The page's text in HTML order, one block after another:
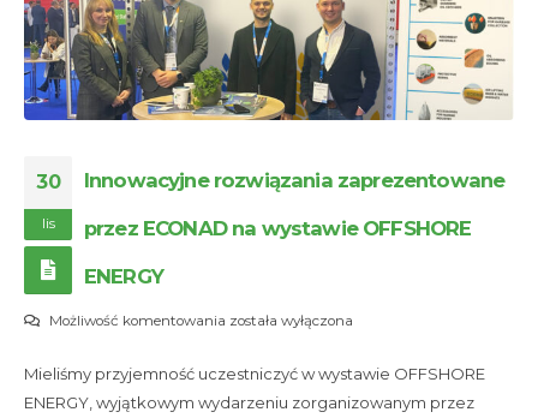
30
lis
Innowacyjne rozwiązania zaprezentowane
przez ECONAD na wystawie OFFSHORE
ENERGY
Możliwość komentowania Innowacyjne
zaprezentowane
przez
została wyłączona
Mieliśmy przyjemność uczestniczyć w wystawie OFFSHORE
ENERGY, wyjątkowym wydarzeniu zorganizowanym przez